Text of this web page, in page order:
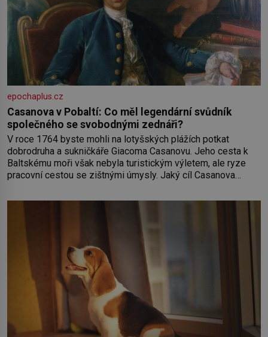
epochaplus.cz
Casanova v Pobaltí: Co měl legendární svůdník
společného se svobodnými zednáři?
V roce 1764 byste mohli na lotyšských plážích potkat
dobrodruha a sukničkáře Giacoma Casanovu. Jeho cesta k
Baltskému moři však nebyla turistickým výletem, ale ryze
pracovní cestou se zištnými úmysly. Jaký cíl Casanova
Rigy? Casanova v Pobaltí kontaktoval tamní zednářské lóže.
Nebyl v této oblasti žádným nováčkem, protože do